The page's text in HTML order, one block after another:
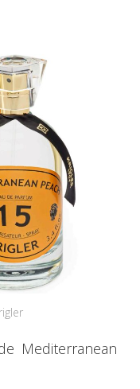
Mediterranean